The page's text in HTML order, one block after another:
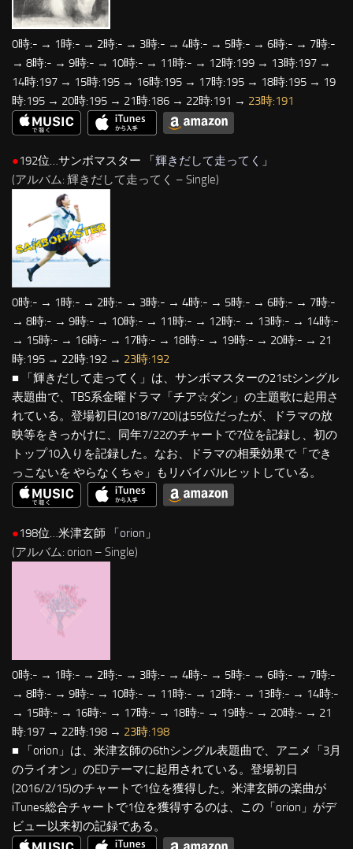
0時:- → 1時:- → 2時:- → 3時:- → 4時:- → 5時:- → 6時:- → 7時:-
→ 8時:- → 9時:- → 10時:- → 11時:- → 12時:199 → 13時:197 →
14時:197 → 15時:195 → 16時:195 → 17時:195 → 18時:195 → 19
時:195 → 20時:195 → 21時:186 → 22時:191 → 23時:191
●192位…サンボマスター 「 輝きだして走ってく 」
(アルバム: 輝きだして走ってく – Single)
0時:- → 1時:- → 2時:- → 3時:- → 4時:- → 5時:- → 6時:- → 7時:-
→ 8時:- → 9時:- → 10時:- → 11時:- → 12時:- → 13時:- → 14時:-
→ 15時:- → 16時:- → 17時:- → 18時:- → 19時:- → 20時:- → 21
時:195 → 22時:192 → 23時:192
■ 「輝きだして走ってく」は、サンボマスターの21stシングル
表題曲で、TBS系金曜ドラマ「チア☆ダン」の主題歌に起用さ
れている。登場初日(2018/7/20)は55位だったが、ドラマの放
映等をきっかけに、同年7/22のチャートで7位を記録し、初の
トップ10入りを記録した。なお、ドラマの相乗効果で「でき
っこないを やらなくちゃ」もリバイバルヒットしている。
●198位…米津玄師 「orion 」
(アルバム: orion – Single)
0時:- → 1時:- → 2時:- → 3時:- → 4時:- → 5時:- → 6時:- → 7時:-
→ 8時:- → 9時:- → 10時:- → 11時:- → 12時:- → 13時:- → 14時:-
→ 15時:- → 16時:- → 17時:- → 18時:- → 19時:- → 20時:- → 21
時:197 → 22時:198 → 23時:198
■ 「orion」は、米津玄師の6thシングル表題曲で、アニメ「3月
のライオン」のEDテーマに起用されている。登場初日
(2016/2/15)のチャートで1位を獲得した。米津玄師の楽曲が
iTunes総合チャートで1位を獲得するのは、この「orion」がデ
ビュー以来初の記録である。